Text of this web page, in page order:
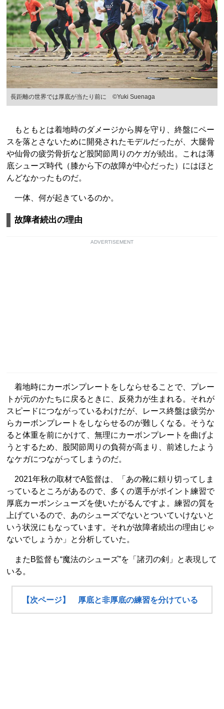
長距離の世界では厚底が当たり前に ©Yuki Suenaga
もともとは着地時のダメージから脚を守り、終盤にペー
スを落とさないために開発されたモデルだったが、大腿骨
や仙骨の疲労骨折など股関節周りのケガが続出。これは薄
底シューズ時代（膝から下の故障が中心だった）にはほと
んどなかったものだ。
一体、何が起きているのか。
故障者続出の理由
ADVERTISEMENT
着地時にカーボンプレートをしならせることで、プレー
トが元のかたちに戻るときに、反発力が生まれる。それが
スピードにつながっているわけだが、レース終盤は疲労か
らカーボンプレートをしならせるのが難しくなる。そうな
ると体重を前にかけて、無理にカーボンプレートを曲げよ
うとするため、股関節周りの負荷が高まり、前述したよう
なケガにつながってしまうのだ。
2021年秋の取材でA監督は、「あの靴に頼り切ってしま
っているところがあるので、多くの選手がポイント練習で
厚底カーボンシューズを使いたがるんですよ。練習の質を
上げているので、あのシューズでないとついていけないと
いう状況にもなっています。それが故障者続出の理由じゃ
ないでしょうか」と分析していた。
またB監督も“魔法のシューズ”を「諸刃の剣」と表現して
いる。
【次ページ】 厚底と非厚底の練習を分けている